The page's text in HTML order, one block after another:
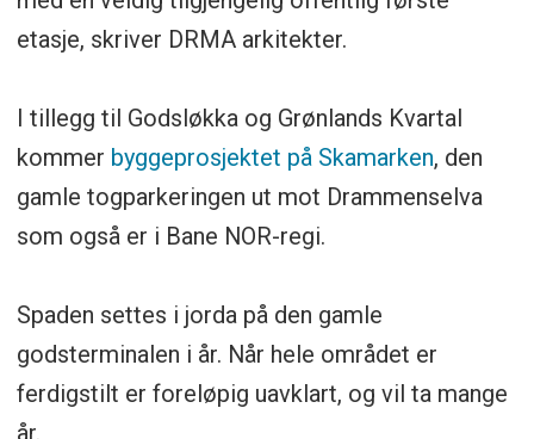
etasje, skriver DRMA arkitekter.
I tillegg til Godsløkka og Grønlands Kvartal
kommer byggeprosjektet på Skamarken, den
gamle togparkeringen ut mot Drammenselva
som også er i Bane NOR-regi.
Spaden settes i jorda på den gamle
godsterminalen i år. Når hele området er
ferdigstilt er foreløpig uavklart, og vil ta mange